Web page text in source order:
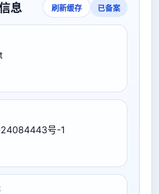
息 刷新缓存 已备案
号-1